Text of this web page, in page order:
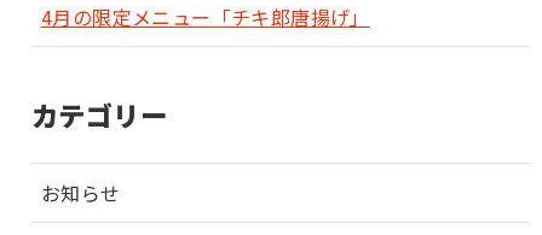
4月の限定メニュー「チキ郎唐揚げ」
カテゴリー
お知らせ